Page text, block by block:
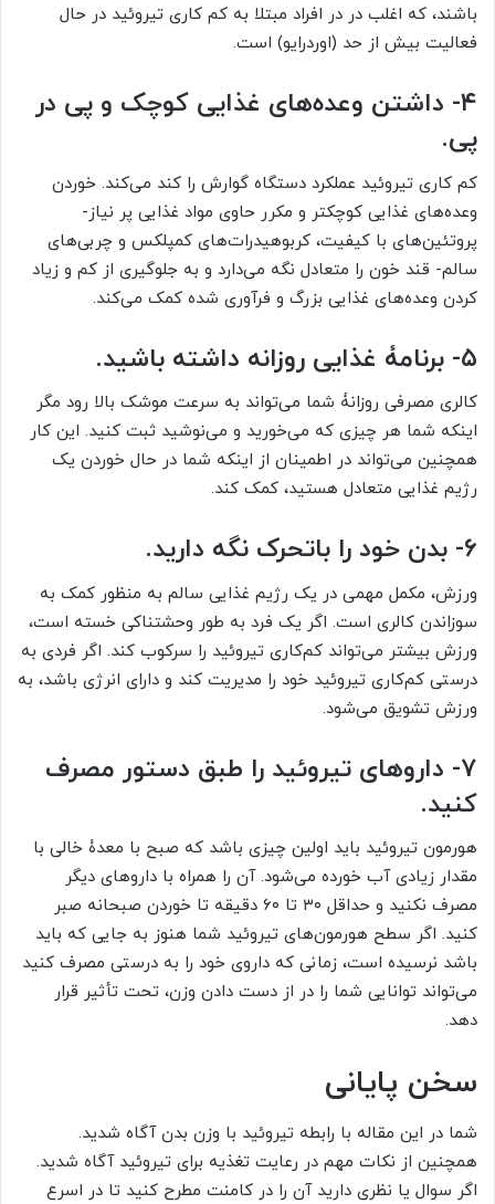
باشند، که اغلب در در افراد مبتلا به کم کاری تیروئید در حال
فعالیت بیش از حد (اوردرایو) است.
۴- داشتن وعده‏‌های غذایی کوچک و پی در
پی.
کم کاری تیروئید عملکرد دستگاه گوارش را کند می‏‌کند. خوردن
وعده‏‌های غذایی کوچک‏تر و مکرر حاوی مواد غذایی پر نیاز-
پروتئین‏‌های با کیفیت، کربوهیدرات‌‏های کمپلکس و چربی‏‌های
سالم- قند خون را متعادل نگه می‌‏دارد و به جلوگیری از کم و زیاد
کردن وعده‌‏های غذایی بزرگ و فرآوری شده کمک می‏‌کند.
۵- برنامۀ غذایی روزانه داشته باشید.
کالری مصرفی روزانۀ شما می‏‌تواند به سرعت موشک بالا رود مگر
اینکه شما هر چیزی که می‏‌خورید و می‏‌نوشید ثبت کنید. این کار
همچنین می‏‌تواند در اطمینان از اینکه شما در حال خوردن یک
رژیم غذایی متعادل هستید، کمک کند.
۶- بدن خود را باتحرک نگه دارید.
ورزش، مکمل مهمی در یک رژیم غذایی سالم به منظور کمک به
سوزاندن کالری است. اگر یک فرد به طور وحشتناکی خسته است،
ورزش بیشتر می‏‌تواند کم‏‌کاری تیروئید را سرکوب کند. اگر فردی به
درستی کم‌‏کاری تیروئید خود را مدیریت کند و دارای انرژی باشد، به
ورزش تشویق می‌‏شود.
۷- داروهای تیروئید را طبق دستور مصرف
کنید.
هورمون تیروئید باید اولین چیزی باشد که صبح با معدۀ خالی با
مقدار زیادی آب خورده می‏‌شود. آن را همراه با داروهای دیگر
مصرف نکنید و حداقل ۳۰ تا ۶۰ دقیقه تا خوردن صبحانه صبر
کنید. اگر سطح هورمون‏‌های تیروئید شما هنوز به جایی که باید
باشد نرسیده است، زمانی که داروی خود را به درستی مصرف کنید
می‏‌تواند توانایی شما را در از دست دادن وزن، تحت تأثیر قرار
دهد.
سخن پایانی
شما در این مقاله با رابطه تیروئید با وزن بدن آگاه شدید.
همچنین از نکات مهم در رعایت تغذیه برای تیروئید آگاه شدید.
اگر سوال یا نظری دارید آن را در کامنت مطرح کنید تا در اسرع